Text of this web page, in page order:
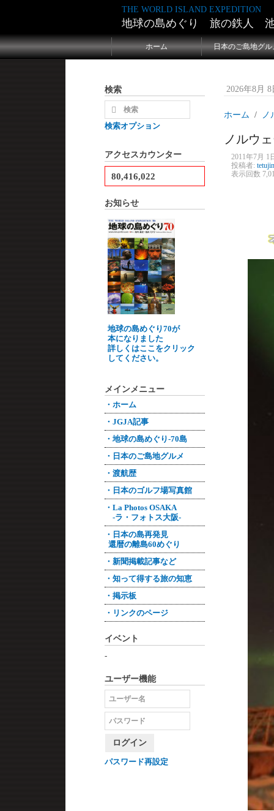
THE WORLD ISLAND EXPEDITION
地球の島めぐり 旅の鉄人
ホーム 日本のご島地グル
2026年8月
ホーム ノ
ノルウ
2011年7月 1
投稿者:
表示回数
検索
検索オプション
アクセスカウンター
80,416,022
お知らせ
地球の島めぐり70が
本になりました
詳しくはここをクリック
してください。
メインメニュー
・ホーム
・JGJA記事
・地球の島めぐり-70島
・日本のご島地グルメ
・渡航歴
・日本のゴルフ場写真館
・La Photos OSAKA
-ラ・フォトス大阪-
・日本の島再発見
還暦の離島60めぐり
・新聞掲載記事など
・知って得する旅の知恵
・掲示板
・リンクのページ
イベント
-
ユーザー機能
ログイン
パスワード再設定